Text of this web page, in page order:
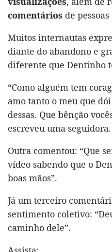
comentários de
Muitos internautas
diante do abandono e
diferente que Dentinho
“Como alguém tem
amo tanto o meu que
dessas. Que bênção
escreveu uma seguidora.
Outra comentou: “Que
vídeo sabendo que o
boas mãos”.
Já um terceiro
sentimento coletivo:
caminho dele”.